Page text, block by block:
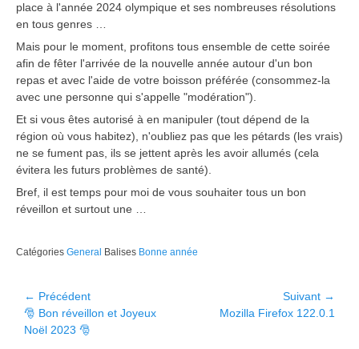
place à l'année 2024 olympique et ses nombreuses résolutions
en tous genres …
Mais pour le moment, profitons tous ensemble de cette soirée
afin de fêter l'arrivée de la nouvelle année autour d'un bon
repas et avec l'aide de votre boisson préférée (consommez-la
avec une personne qui s'appelle "modération").
Et si vous êtes autorisé à en manipuler (tout dépend de la
région où vous habitez), n'oubliez pas que les pétards (les vrais)
ne se fument pas, ils se jettent après les avoir allumés (cela
évitera les futurs problèmes de santé).
Bref, il est temps pour moi de vous souhaiter tous un bon
réveillon et surtout une …
Catégories General Balises Bonne année
Navigation
de
l’article
← Précédent
Article
précédent :
🎅 Bon réveillon et Joyeux
Noël 2023 🎅
Suivant →
Mozilla Firefox 122.0.1